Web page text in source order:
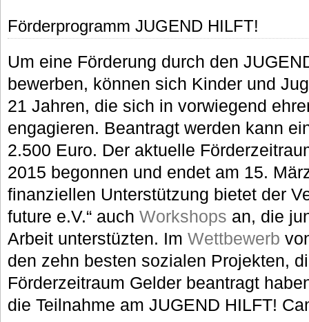
Förderprogramm JUGEND HILFT!
Um eine Förderung durch den
bewerben, können sich Kinder und
21 Jahren, die sich in vorwiegend
engagieren. Beantragt werden kann
2.500 Euro. Der aktuelle
2015 begonnen und endet am 15.
finanziellen Unterstützung bietet der
future e.V.“ auch Workshops an, die
Arbeit unterstüzten. Im Wettbewerb
den zehn besten sozialen Projekten,
Förderzeitraum Gelder beantragt
die Teilnahme am JUGEND HILFT!